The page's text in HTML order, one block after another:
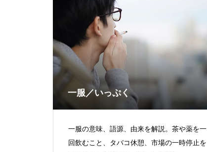
一服／いっぷく
一服の意味、語源、由来を解説。茶や薬を一
回飲むこと、タバコ休憩、市場の一時停止を